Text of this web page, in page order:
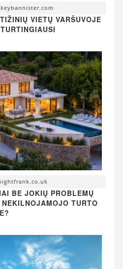
VIETŲ VARŠUVOJE
BE JOKIŲ PROBLEMŲ
TURTO